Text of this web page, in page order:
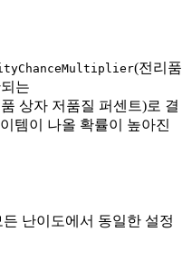
(전리품
는
상자 저품질 퍼센트)로 결
템이 나올 확률이 높아진
난이도에서 동일한 설정